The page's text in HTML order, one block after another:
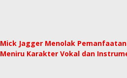
Mick Jagger Menolak
Meniru Karakter Vokal dan